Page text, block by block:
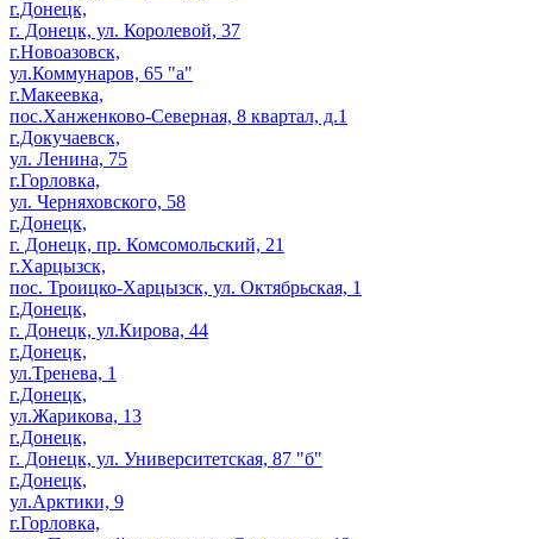
г.Донецк,
г. Донецк, ул. Королевой, 37
г.Новоазовск,
ул.Коммунаров, 65 "а"
г.Макеевка,
пос.Ханженково-Северная, 8 квартал, д.1
г.Докучаевск,
ул. Ленина, 75
г.Горловка,
ул. Черняховского, 58
г.Донецк,
г. Донецк, пр. Комсомольский, 21
г.Харцызск,
пос. Троицко-Харцызск, ул. Октябрьская, 1
г.Донецк,
г. Донецк, ул.Кирова, 44
г.Донецк,
ул.Тренева, 1
г.Донецк,
ул.Жарикова, 13
г.Донецк,
г. Донецк, ул. Университетская, 87 "б"
г.Донецк,
ул.Арктики, 9
г.Горловка,